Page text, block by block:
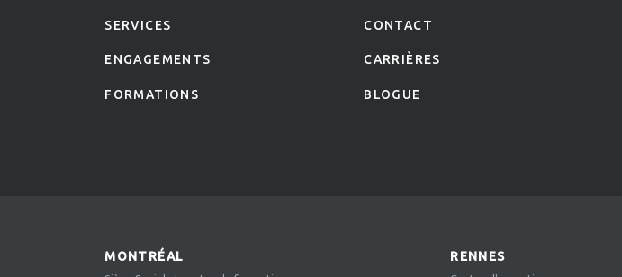
SERVICES
ENGAGEMENTS
FORMATIONS
CONTACT
CARRIÈRES
BLOGUE
MONTRÉAL RENNES